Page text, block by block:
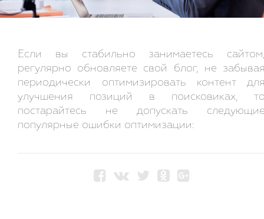
Если вы стабильно занимаетесь
регулярно обновляете свой блог, не
периодически оптимизировать контент
улучшения позиций в поисковиках,
постарайтесь не допускать
популярные ошибки оптимизации: